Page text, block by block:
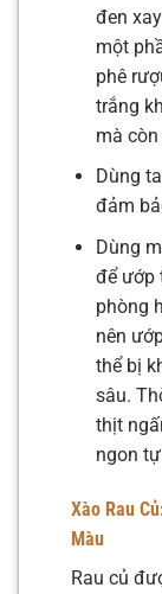
đen
một
phê
trắng
mà
Dùng
đảm
Dùng
để ướp
phòng
nên
thể bị
sâu.
thịt
ngon
Xào Rau
Màu
Rau củ